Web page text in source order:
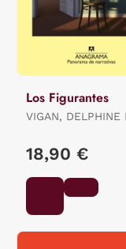
Los Figurantes
VIGAN, DELPHINE
18,90 €